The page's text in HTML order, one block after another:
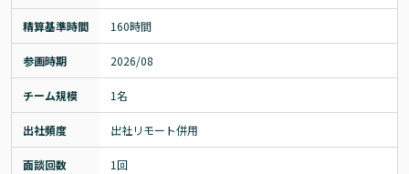
精算基準時間 160時間
参画時期 2026/08
チーム規模 1名
出社頻度 出社リモート併用
面談回数 1回